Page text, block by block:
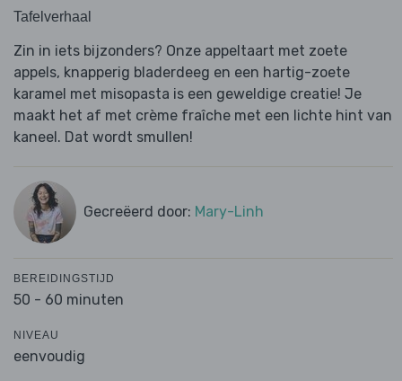
Tafelverhaal
Zin in iets bijzonders? Onze appeltaart met zoete
appels, knapperig bladerdeeg en een hartig-zoete
karamel met misopasta is een geweldige creatie! Je
maakt het af met crème fraîche met een lichte hint van
kaneel. Dat wordt smullen!
Gecreëerd door: Mary-Linh
BEREIDINGSTIJD
50 - 60 minuten
NIVEAU
eenvoudig